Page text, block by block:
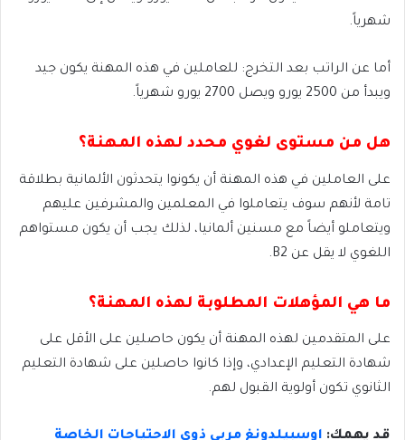
شهرياً.
أما عن الراتب بعد التخرج: للعاملين في هذه المهنة يكون جيد
ويبدأ من 2500 يورو ويصل 2700 يورو شهرياً.
هل من مستوى لغوي محدد لهذه المهنة؟
على العاملين في هذه المهنة أن يكونوا يتحدثون الألمانية بطلاقة
تامة لأنهم سوف يتعاملوا في المعلمين والمشرفين عليهم
ويتعاملو أيضاً مع مسنين ألمانيا، لذلك يجب أن يكون مستواهم
اللغوي لا يقل عن B2.
ما هي المؤهلات المطلوبة لهذه المهنة؟
على المتقدمين لهذه المهنة أن يكون حاصلين على الأقل على
شهادة التعليم الإعدادي، وإذا كانوا حاصلين على شهادة التعليم
الثانوي تكون أولوية القبول لهم.
قد يهمك: اوسبيلدونغ مربي ذوي الاحتياجات الخاصة